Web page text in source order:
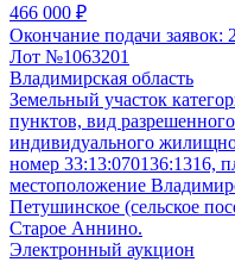
466 000 ₽
Окончание подачи заявок:
Лот №1063201
Владимирская область
Земельный участок
пунктов, вид
индивидуального
номер 33:13:070136:1316,
местоположение
Петушинское (сельское
Старое Аннино.
Электронный аукцион